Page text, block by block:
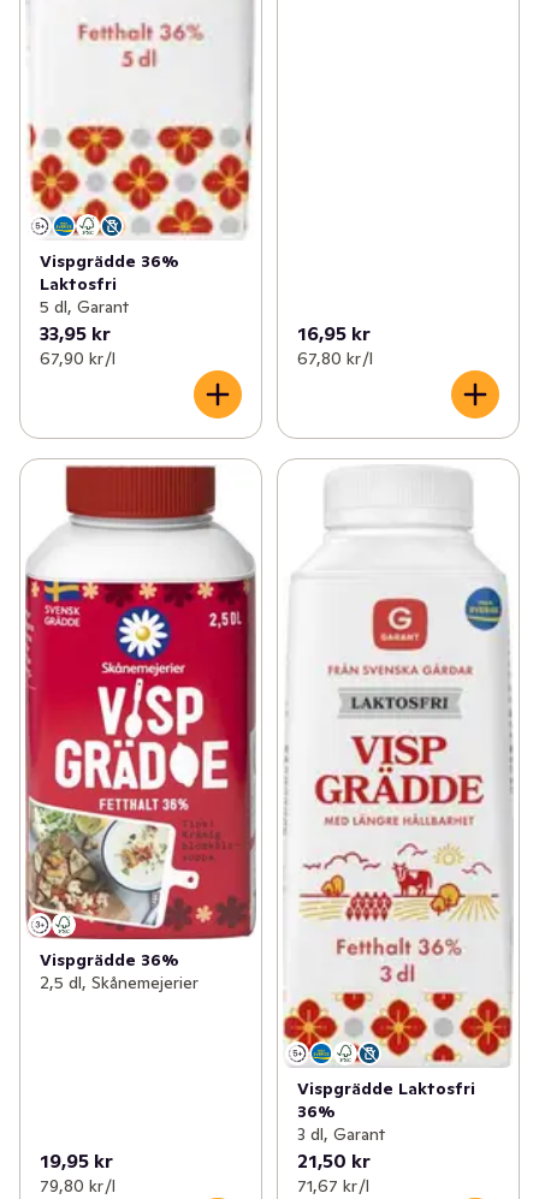
Vispgrädde 36%
Laktosfri
5 dl, Garant
33,95 kr
67,90 kr /l
16,95 kr
67,80 kr /l
Vispgrädde 36%
2,5 dl, Skånemejerier
19,95 kr
79,80 kr /l
Vispgrädde Laktosfri
36%
3 dl, Garant
21,50 kr
71,67 kr /l